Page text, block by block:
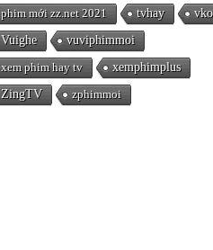
phim mới zz.net 2021 tvhay
Vuighe
vuviphimmoi
xem phim hay tv
xemphimplus
ZingTV
zphimmoi